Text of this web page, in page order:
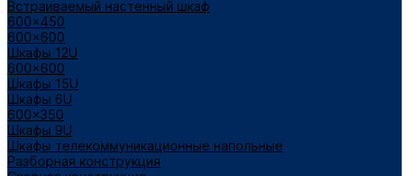
Встраиваемый настенный шкаф
600x450
600x600
Шкафы 12U
600x600
Шкафы 15U
Шкафы 6U
600x350
Шкафы 9U
Шкафы телекоммуникационные напольные
Разборная конструкция